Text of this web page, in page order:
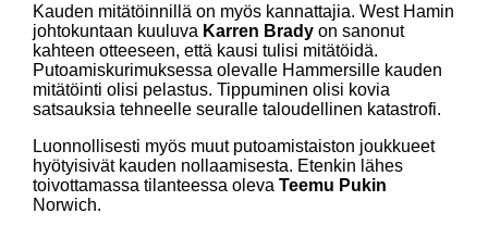
Kauden mitätöinnillä on myös kannattajia. West Hamin
johtokuntaan kuuluva Karren Brady on sanonut
kahteen otteeseen, että kausi tulisi mitätöidä.
Putoamiskurimuksessa olevalle Hammersille kauden
mitätöinti olisi pelastus. Tippuminen olisi kovia
satsauksia tehneelle seuralle taloudellinen katastrofi.
Luonnollisesti myös muut putoamistaiston joukkueet
hyötyisivät kauden nollaamisesta. Etenkin lähes
toivottamassa tilanteessa oleva Teemu Pukin
Norwich.